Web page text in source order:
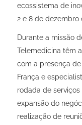
ecossistema de
2 e 8 de dezembro
Durante a missão
Telemedicina têm
com a presença
França e
rodada de
expansão do
realização de